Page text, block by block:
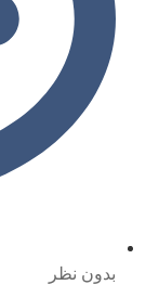
بدون نظر